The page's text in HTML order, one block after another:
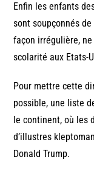
Enfin les enfants
sont soupçonnés
façon irrégulière,
scolarité aux Etats-
Pour mettre cette
possible, une liste
le continent, où les
d’illustres
Donald Trump.